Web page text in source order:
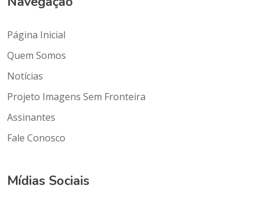
Página Inicial
Quem Somos
Notícias
Projeto Imagens Sem Fronteira
Assinantes
Fale Conosco
Mídias Sociais